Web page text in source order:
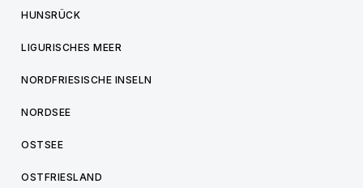
HUNSRÜCK
LIGURISCHES MEER
NORDFRIESISCHE INSELN
NORDSEE
OSTSEE
OSTFRIESLAND